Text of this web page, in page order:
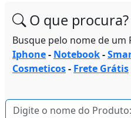
O que procura?
Busque pelo nome de um
Iphone- Notebook-
Cosmeticos- Frete Grátis